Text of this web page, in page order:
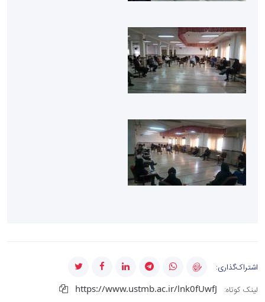
اشتراک‌گذاری:
لینک کوتاه:
https://www.ustmb.ac.ir/lnk0fUwfJ